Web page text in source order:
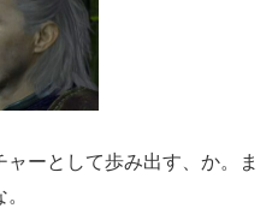
ーとして歩み出す、か。ま